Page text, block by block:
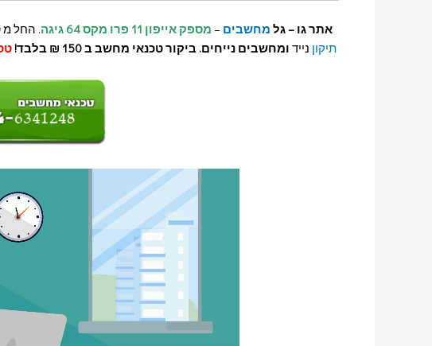
אתר גו – גל מחשבים – מספק אייפון 11 פרו מקס 64 גיגה . החל מ
תיקון נייד ומחשבים נייחים. ביקור טכנאי מחשב ב 150 ₪ בלבד!